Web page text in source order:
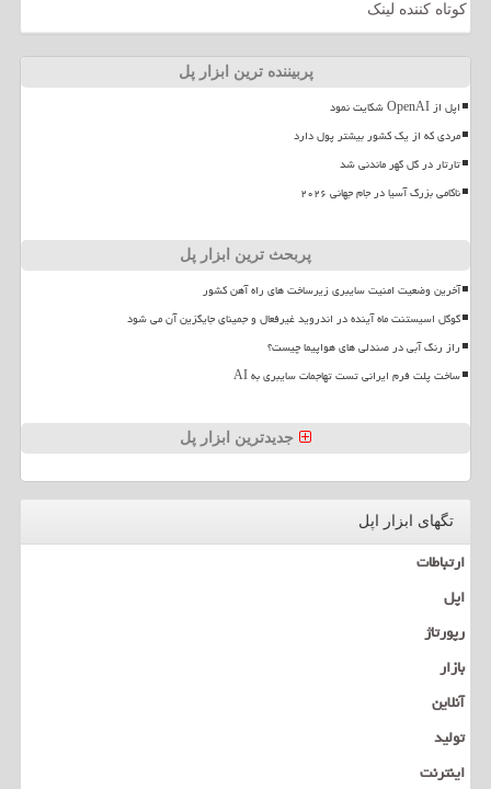
کوتاه کننده لینک
پربیننده ترین ابزار پل
اپل از OpenAI شکایت نمود
مردی که از یک کشور بیشتر پول دارد
تارتار در گل گهر ماندنی شد
ناکامی بزرگ آسیا در جام جهانی ۲۰۲۶
پربحث ترین ابزار پل
آخرین وضعیت امنیت سایبری زیرساخت های راه آهن کشور
گوگل اسیستنت ماه آینده در اندروید غیرفعال و جمینای جایگزین آن می شود
راز رنگ آبی در صندلی های هواپیما چیست؟
ساخت پلت فرم ایرانی تست تهاجمات سایبری به AI
جدیدترین ابزار پل
تگهای ابزار اپل
ارتباطات
اپل
رپورتاژ
بازار
آنلاین
تولید
اینترنت